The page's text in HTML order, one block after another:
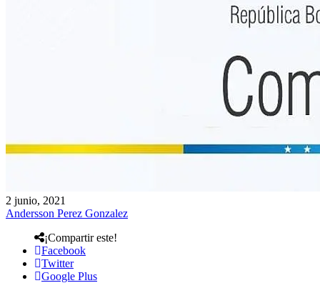
2 junio, 2021
Andersson Perez Gonzalez
¡Compartir este!
Facebook
Twitter
Google Plus